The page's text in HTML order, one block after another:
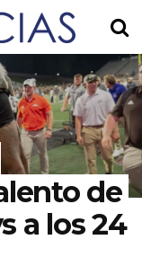
de
a los 24